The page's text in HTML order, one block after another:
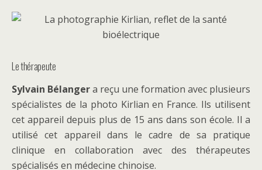
Le thérapeute
Sylvain Bélangera reçu une formation avec plusieurs
spécialistes de la photo Kirlian en France. Ils utilisent
cet appareil depuis plus de 15 ans dans son école. Il a
utilisé cet appareil dans le cadre de sa pratique
clinique en collaboration avec des thérapeutes
spécialisés en médecine chinoise.